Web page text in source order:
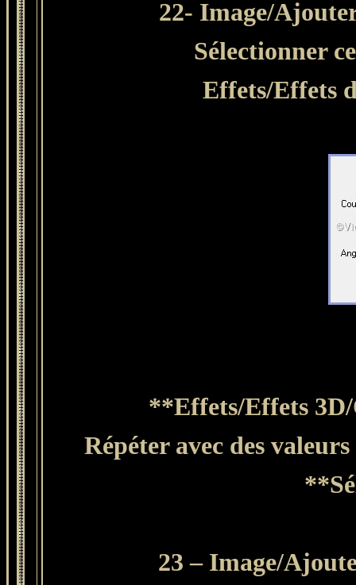
22- Image/
Sélectionner
Effets/Effets
**Effets/Effets
Répéter avec des
23 – Image/